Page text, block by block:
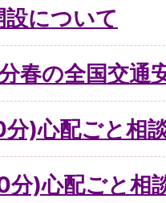
について
春の全国交通
)心配ごと相
)心配ごと相